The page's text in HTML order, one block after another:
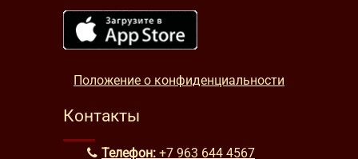
Положение о конфиденциальности
Контакты
Телефон: +7 963 644 4567